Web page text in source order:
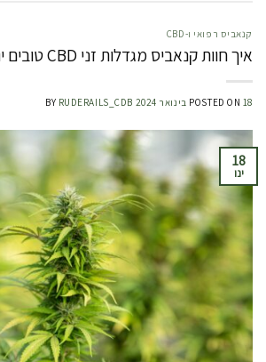
קנאביס רפואי ו-CBD
איך חוות קנאביס מגדלות זני CBD טובים יותר?
POSTED ON 18 בינואר 2024 BY RUDERAILS_CDB
18
ינו